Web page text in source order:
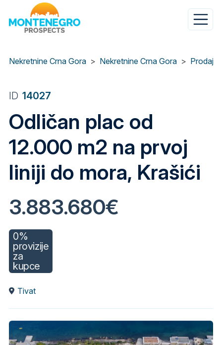
Nekretnine Crna Gora
Nekretnine Crna Gora Prodaja
ID 14027
Odličan plac od
12.000 m2 na prvoj
liniji do mora, Krašići
3.883.680€
0%
provizije
za
kupce
Tivat